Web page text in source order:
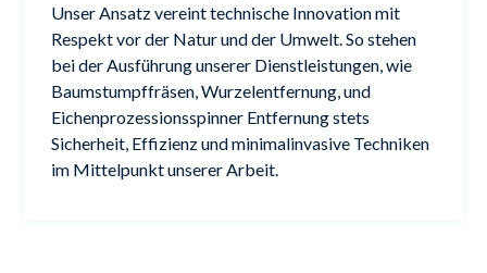
Unser Ansatz vereint technische Innovation mit
Respekt vor der Natur und der Umwelt. So stehen
bei der Ausführung unserer Dienstleistungen, wie
Baumstumpffräsen, Wurzelentfernung, und
Eichenprozessionsspinner Entfernung stets
Sicherheit, Effizienz und minimalinvasive Techniken
im Mittelpunkt unserer Arbeit.